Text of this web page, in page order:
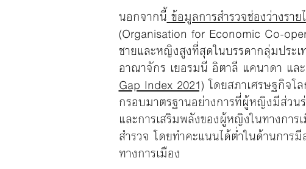
นอกจากนี้ ข้อมูลการสำรวจช่องว่างราย
(Organisation for Economic Co-
ชายและหญิงสูงที่สุดในบรรดากลุ่มประ
อาณาจักร เยอรมนี อิตาลี แคนาดา แ
Gap Index 2021) โดยสภาเศรษฐกิจโ
กรอบมาตรฐานอย่างการที่ผู้หญิงมีส่วน
และการเสริมพลังของผู้หญิงในทางกา
สำรวจ โดยทำคะแนนได้ต่ำในด้านกา
ทางการเมือง